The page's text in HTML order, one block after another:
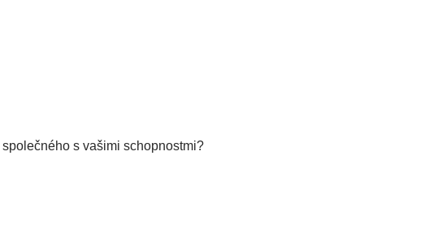
s vašimi schopnostmi?